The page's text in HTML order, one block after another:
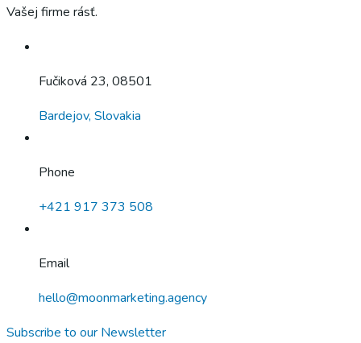
Vašej firme rásť.
Fučiková 23, 08501
Bardejov, Slovakia
Phone
+421 917 373 508
Email
hello@moonmarketing.agency
Subscribe to our Newsletter